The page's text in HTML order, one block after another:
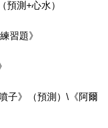
預測+心水）
習題》
子》（預測）\《阿爾